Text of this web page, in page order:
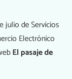
julio de Servicios
Electrónico
El pasaje de